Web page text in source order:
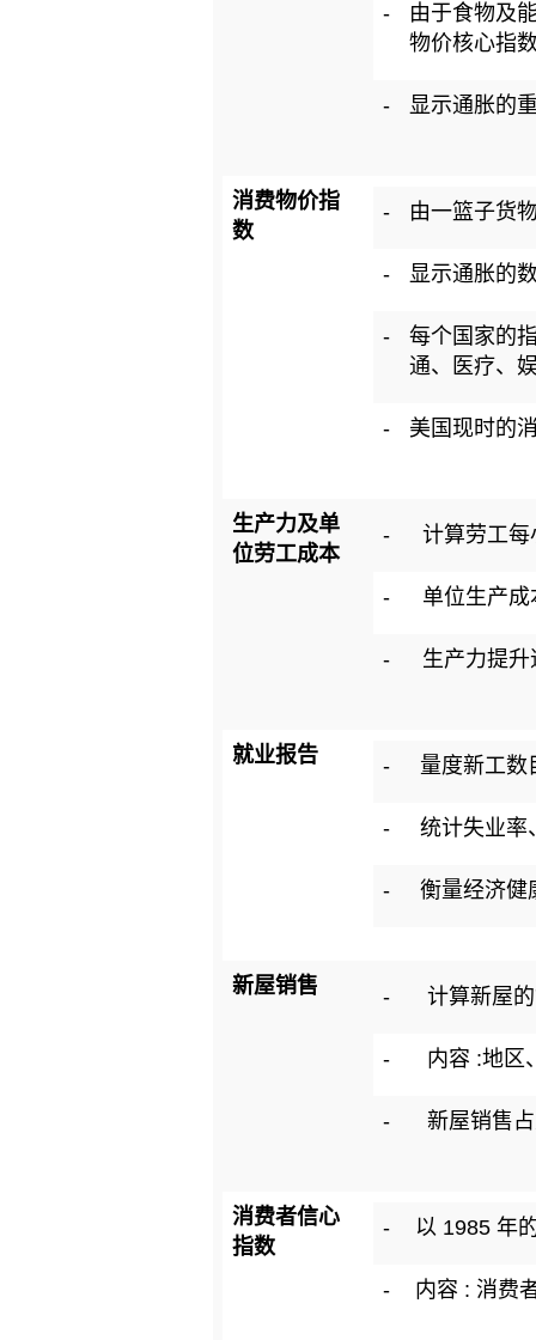
-
由于食物及
物价核心指
- 显示通胀的
消费物价指
数
- 由一篮子货
- 显示通胀的
-
每个国家的
通、医疗、
- 美国现时的
生产力及单
位劳工成本
- 计算劳工
- 单位生产
- 生产力提
就业报告 - 量度新工数
- 统计失业率
- 衡量经济健
新屋销售 - 计算新屋
- 内容 :地区
- 新屋销售
消费者信心
指数
- 以 1985 年
- 内容 : 消费